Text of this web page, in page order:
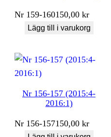
Nr 159-160150,00kr
Lägg till i varukorg
Nr 156-157 (2015:4-
2016:1)
Nr 156-157150,00kr